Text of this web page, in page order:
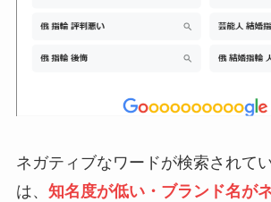
ネガティブなワードが検索されて
は、 知名度が低い・ブランド名が